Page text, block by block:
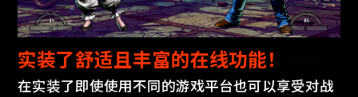
实装了舒适且丰富的在线功能！
在实装了即使使用不同的游戏平台也可以享受对战